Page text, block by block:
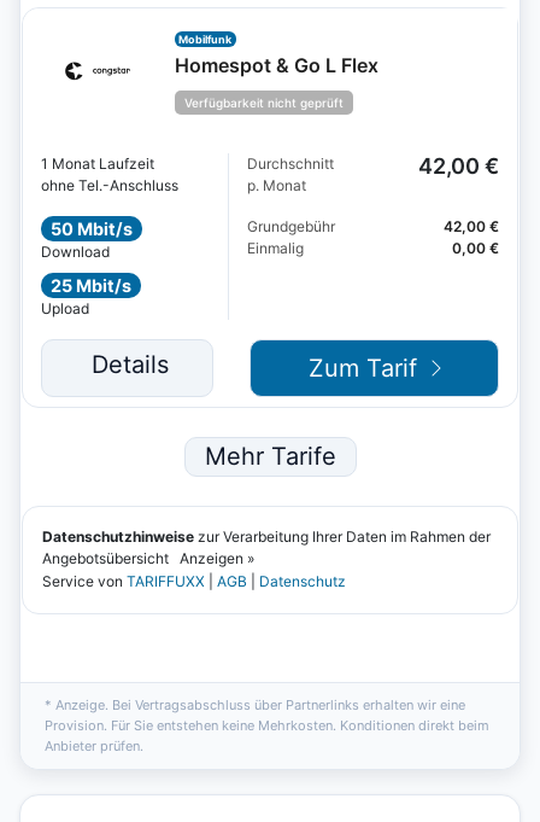
* Anzeige. Bei Vertragsabschluss über Partnerlinks erhalten wir eine
Provision. Für Sie entstehen keine Mehrkosten. Konditionen direkt beim
Anbieter prüfen.